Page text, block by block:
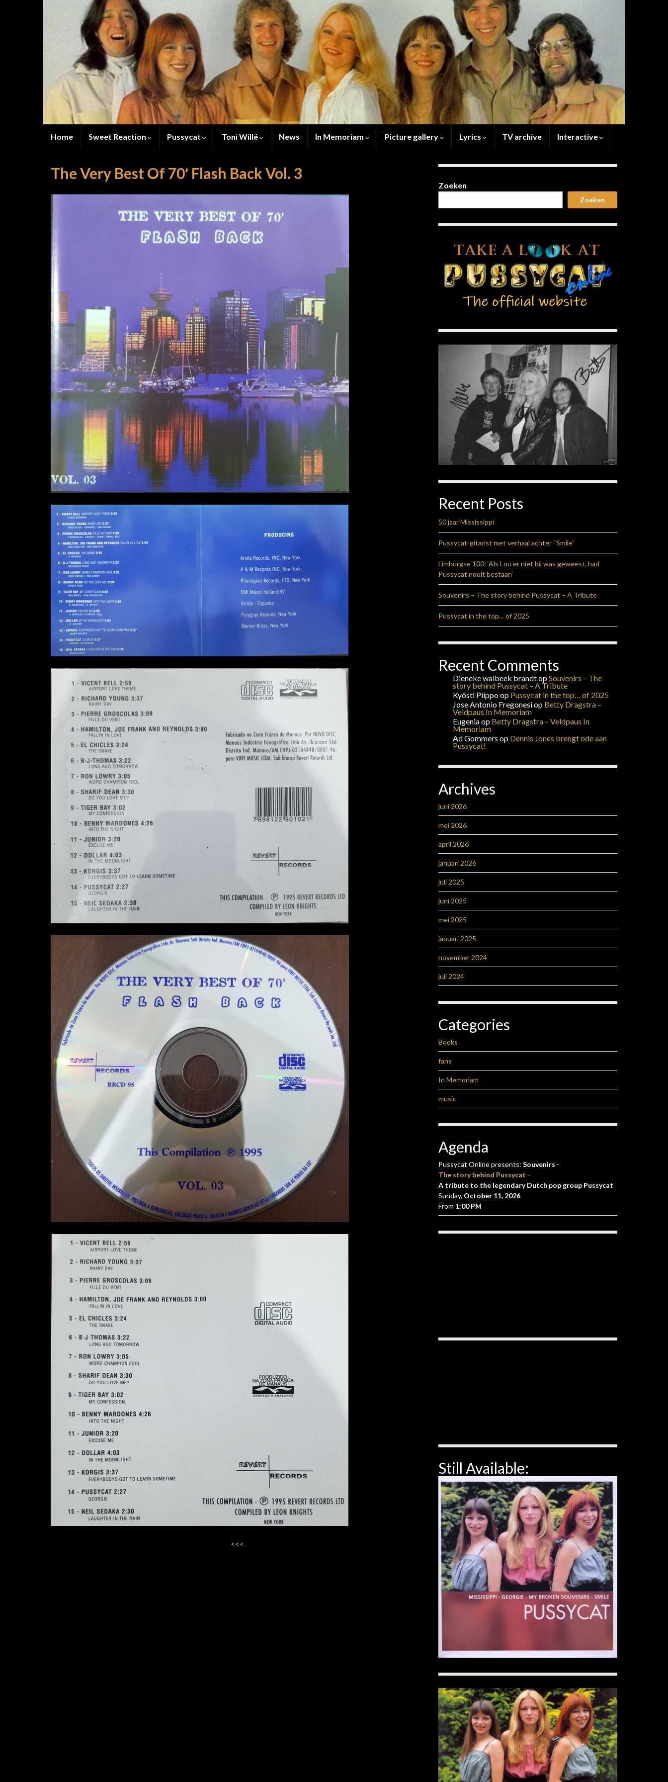
Home Sweet Reaction Pussycat Toni Willé News In Memoriam Picture gallery Lyrics TV archive Interactive
The Very Best Of 70′ Flash Back Vol. 3
<<<
Zoeken
Zoeken
Recent Posts
50 jaar Mississippi
Pussycat-gitarist met verhaal achter “Smile”
Limburgse 100: ‘Als Lou er niet bij was geweest, had
Pussycat nooit bestaan’
Souvenirs – The story behind Pussycat – A Tribute
Pussycat in the top… of 2025
Recent Comments
Dieneke walbeek brandtopSouvenirs – The
story behind Pussycat – A Tribute
Kyösti Piippoop Pussycat in the top… of 2025
Jose Antonio Fregonesiop Betty Dragstra –
Veldpaus In Memoriam
Eugeniaop Betty Dragstra – Veldpaus In
Memoriam
Ad Gommers op Dennis Jones brengt ode aan
Pussycat!
Archives
juni 2026
mei 2026
april 2026
januari 2026
juli 2025
juni 2025
mei 2025
januari 2025
november 2024
juli 2024
Categories
Books
fans
In Memoriam
music
Agenda
Pussycat Online presents: Souvenirs -
The story behind Pussycat -
A tribute to the legendary Dutch pop group Pussycat
Sunday, October 11, 2026
From 1:00 PM
Still Available: